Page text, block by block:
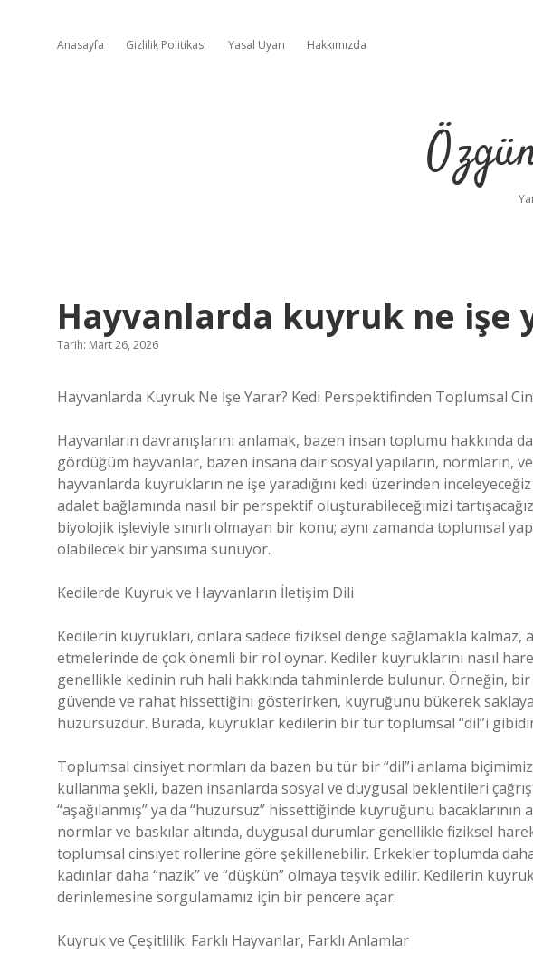
Anasayfa Gizlilik Politikası Yasal Uyarı Hakkımızda
Hayvanlarda kuyruk ne işe
Tarih: Mart 26, 2026
Hayvanlarda Kuyruk Ne İşe Yarar? Kedi Perspektifinden Toplumsal
Hayvanların davranışlarını anlamak, bazen insan toplumu hakkında
gördüğüm hayvanlar, bazen insana dair sosyal yapıların, normların,
hayvanlarda kuyrukların ne işe yaradığını kedi üzerinden
adalet bağlamında nasıl bir perspektif oluşturabileceğimizi
biyolojik işleviyle sınırlı olmayan bir konu; aynı zamanda toplumsal
olabilecek bir yansıma sunuyor.
Kedilerde Kuyruk ve Hayvanların İletişim Dili
Kedilerin kuyrukları, onlara sadece fiziksel denge sağlamakla kalmaz,
etmelerinde de çok önemli bir rol oynar. Kediler kuyruklarını nasıl
genellikle kedinin ruh hali hakkında tahminlerde bulunur. Örneğin,
güvende ve rahat hissettiğini gösterirken, kuyruğunu bükerek
huzursuzdur. Burada, kuyruklar kedilerin bir tür toplumsal “dil”i
Toplumsal cinsiyet normları da bazen bu tür bir “dil”i anlama
kullanma şekli, bazen insanlarda sosyal ve duygusal beklentileri
“aşağılanmış” ya da “huzursuz” hissettiğinde kuyruğunu
normlar ve baskılar altında, duygusal durumlar genellikle fiziksel
toplumsal cinsiyet rollerine göre şekillenebilir. Erkekler toplumda
kadınlar daha “nazik” ve “düşkün” olmaya teşvik edilir. Kedilerin
derinlemesine sorgulamamız için bir pencere açar.
Kuyruk ve Çeşitlilik: Farklı Hayvanlar, Farklı Anlamlar